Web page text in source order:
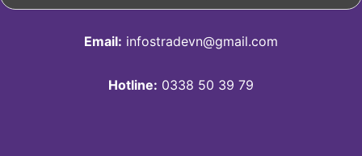
Email: infostradevn@gmail.com
Hotline: 0338 50 39 79